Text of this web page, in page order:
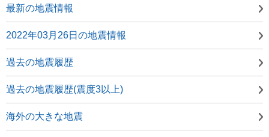
最新の地震情報
2022年03月26日の地震情報
過去の地震履歴
過去の地震履歴(震度3以上)
海外の大きな地震